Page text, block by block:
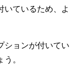
いているため、よ
ションが付いてい
。